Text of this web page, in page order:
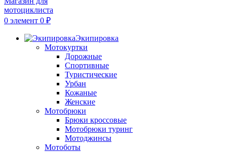
0 элемент 0 ₽
Экипировка
Мотокуртки
Дорожные
Спортивные
Туристические
Урбан
Кожаные
Женские
Мотобрюки
Брюки кроссовые
Мотобрюки туринг
Мотоджинсы
Мотоботы